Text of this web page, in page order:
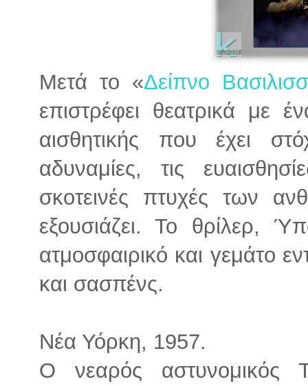
Μετά το «Δείπνο
επιστρέφει θεατρικά με
αισθητικής που έχει
αδυναμίες, τις
σκοτεινές πτυχές των
εξουσιάζει. Το θρίλερ,
ατμοσφαιρικό και γεμάτο
και σασπένς.
Νέα Υόρκη, 1957.
O νεαρός αστυνομικός